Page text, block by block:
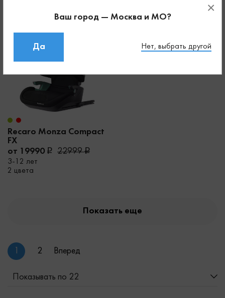
Ваш город — Москва и МО?
Да Нет, выбрать другой
×
Recaro Monza Compaсt
FX
от 19990
22999
3-12 лет
2 цвета
Показать еще
2 Вперед
Показывать по 22